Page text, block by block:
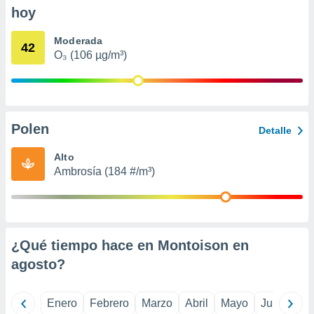
su
datos
momento
en
un
o acceder
hoy
42 Moderada
O₃ (106 µg/m³)
Polen Detalle
Alto
Ambrosía (184 #/m³)
¿Qué tiempo hace en Montoison en
agosto?
Enero Febrero Marzo Abril Mayo Junio